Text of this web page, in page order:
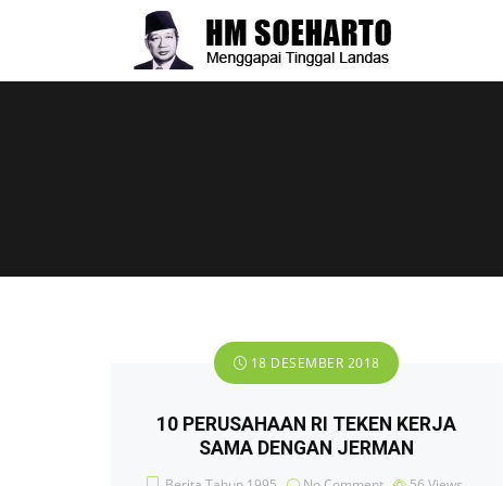
18 DESEMBER 2018
10 PERUSAHAAN RI TEKEN KERJA
SAMA DENGAN JERMAN